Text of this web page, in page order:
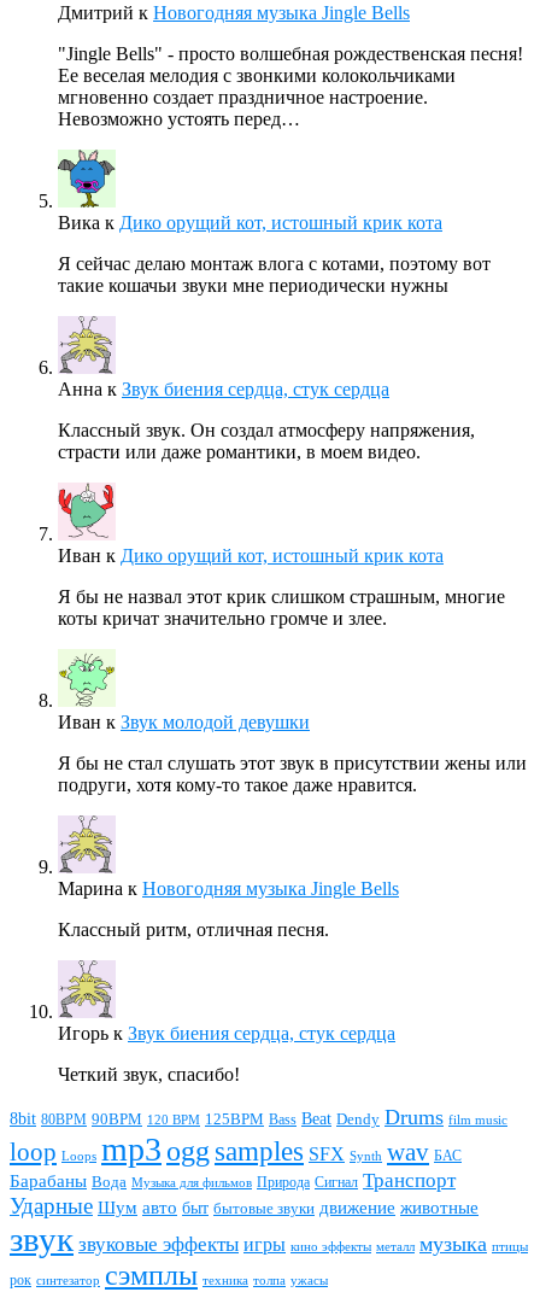
Дмитрий к Новогодняя музыка Jingle Bells
"Jingle Bells" - просто волшебная рождественская песня!
Ее веселая мелодия с звонкими колокольчиками
мгновенно создает праздничное настроение.
Невозможно устоять перед…
Вика к Дико орущий кот, истошный крик кота
Я сейчас делаю монтаж влога с котами, поэтому вот
такие кошачьи звуки мне периодически нужны
Анна к Звук биения сердца, стук сердца
Классный звук. Он создал атмосферу напряжения,
страсти или даже романтики, в моем видео.
Иван к Дико орущий кот, истошный крик кота
Я бы не назвал этот крик слишком страшным, многие
коты кричат значительно громче и злее.
Иван к Звук молодой девушки
Я бы не стал слушать этот звук в присутствии жены или
подруги, хотя кому-то такое даже нравится.
Марина к Новогодняя музыка Jingle Bells
Классный ритм, отличная песня.
Игорь к Звук биения сердца, стук сердца
Четкий звук, спасибо!
8bit 80BPM 90BPM 120 BPM 125BPM Bass Beat Dendy Drums film music
loop Loops mp3 ogg samples SFX Synth wav БАС
Барабаны Вода Музыка для фильмов Природа Сигнал Транспорт
Ударные Шум авто быт бытовые звуки движение животные
звук звуковые эффекты игры кино эффекты металл музыка птицы
рок синтезатор сэмплы техника толпа ужасы